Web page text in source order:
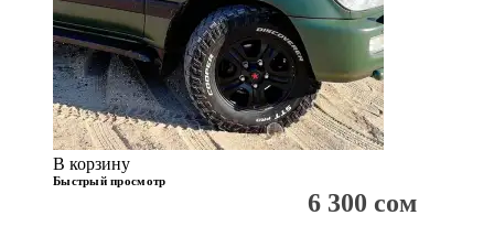
В корзину
Быстрый просмотр
6 300 сом